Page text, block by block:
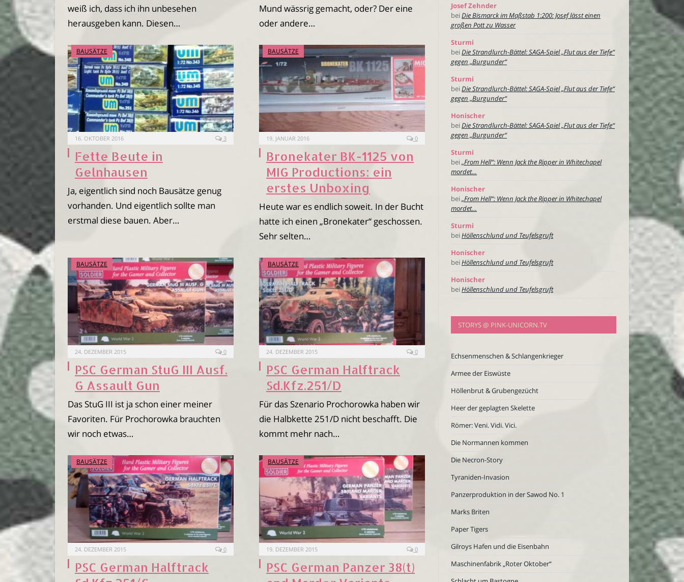
weiß ich, dass ich ihn unbesehen
herausgeben kann. Diesen…
Mund wässrig gemacht, oder? Der eine
oder andere…
BAUSÄTZE
16. OKTOBER 2016 3
Fette Beute in
Gelnhausen
Ja, eigentlich sind noch Bausätze genug
vorhanden. Und eigentlich sollte man
erstmal diese bauen. Aber…
BAUSÄTZE
19. JANUAR 2016 0
Bronekater BK-1125 von
MIG Productions: ein
erstes Unboxing
Heute war es endlich soweit. In der Bucht
hatte ich einen „Bronekater“ geschossen.
Sehr selten…
BAUSÄTZE
24. DEZEMBER 2015 0
PSC German StuG III Ausf.
G Assault Gun
Das StuG III ist ja schon einer meiner
Favoriten. Für Prochorowka brauchten
wir noch etwas…
BAUSÄTZE
24. DEZEMBER 2015 0
PSC German Halftrack
Sd.Kfz.251/D
Für das Szenario Prochorowka haben wir
die Halbkette 251/D nicht beschafft. Die
kommt mehr nach…
BAUSÄTZE
24. DEZEMBER 2015 0
PSC German Halftrack
BAUSÄTZE
19. DEZEMBER 2015 0
PSC German Panzer 38(t)
Josef Zehnder
beiDie Bismarck im Maßstab 1:200: Josef lässt einen
großen Pott zu Wasser
Sturmi
beiDie Strandlurch-Bättel: SAGA-Spiel „Flut aus der Tiefe“
gegen „Burgunder“
Sturmi
beiDie Strandlurch-Bättel: SAGA-Spiel „Flut aus der Tiefe“
gegen „Burgunder“
Honischer
beiDie Strandlurch-Bättel: SAGA-Spiel „Flut aus der Tiefe“
gegen „Burgunder“
Sturmi
bei„From Hell“: Wenn Jack the Ripper in Whitechapel
mordet…
Honischer
bei„From Hell“: Wenn Jack the Ripper in Whitechapel
mordet…
Sturmi
beiHöllenschlund und Teufelsgruft
Honischer
bei Höllenschlund und Teufelsgruft
Honischer
beiHöllenschlund und Teufelsgruft
STORYS @ PINK-UNICORN.TV
Echsenmenschen & Schlangenkrieger
Armee der Eiswüste
Höllenbrut & Grubengezücht
Heer der geplagten Skelette
Römer: Veni. Vidi. Vici.
Die Normannen kommen
Die Necron-Story
Tyraniden-Invasion
Panzerproduktion in der Sawod No. 1
Marks Briten
Paper Tigers
Gilroys Hafen und die Eisenbahn
Maschinenfabrik „Roter Oktober“